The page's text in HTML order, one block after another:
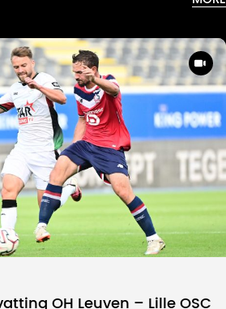
OH Leuven – Lille OSC